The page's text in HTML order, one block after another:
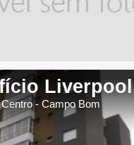
Liverpool
Centro - Campo Bom